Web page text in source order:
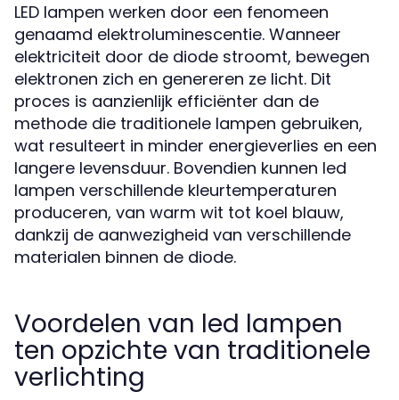
LED lampen werken door een fenomeen
genaamd elektroluminescentie. Wanneer
elektriciteit door de diode stroomt, bewegen
elektronen zich en genereren ze licht. Dit
proces is aanzienlijk efficiënter dan de
methode die traditionele lampen gebruiken,
wat resulteert in minder energieverlies en een
langere levensduur. Bovendien kunnen led
lampen verschillende kleurtemperaturen
produceren, van warm wit tot koel blauw,
dankzij de aanwezigheid van verschillende
materialen binnen de diode.
Voordelen van led lampen
ten opzichte van traditionele
verlichting